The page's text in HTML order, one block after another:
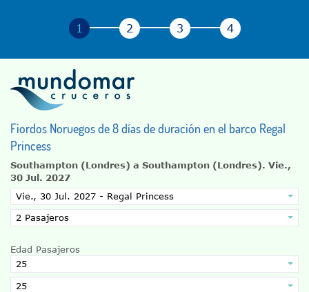
Fiordos Noruegos de 8 días de duración en el barco Regal
Princess
Southampton (Londres) a Southampton (Londres). Vie.,
30 Jul. 2027
Edad Pasajeros